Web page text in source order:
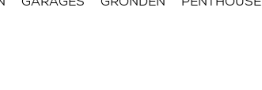
GARAGES GRONDEN PENTHOUSE